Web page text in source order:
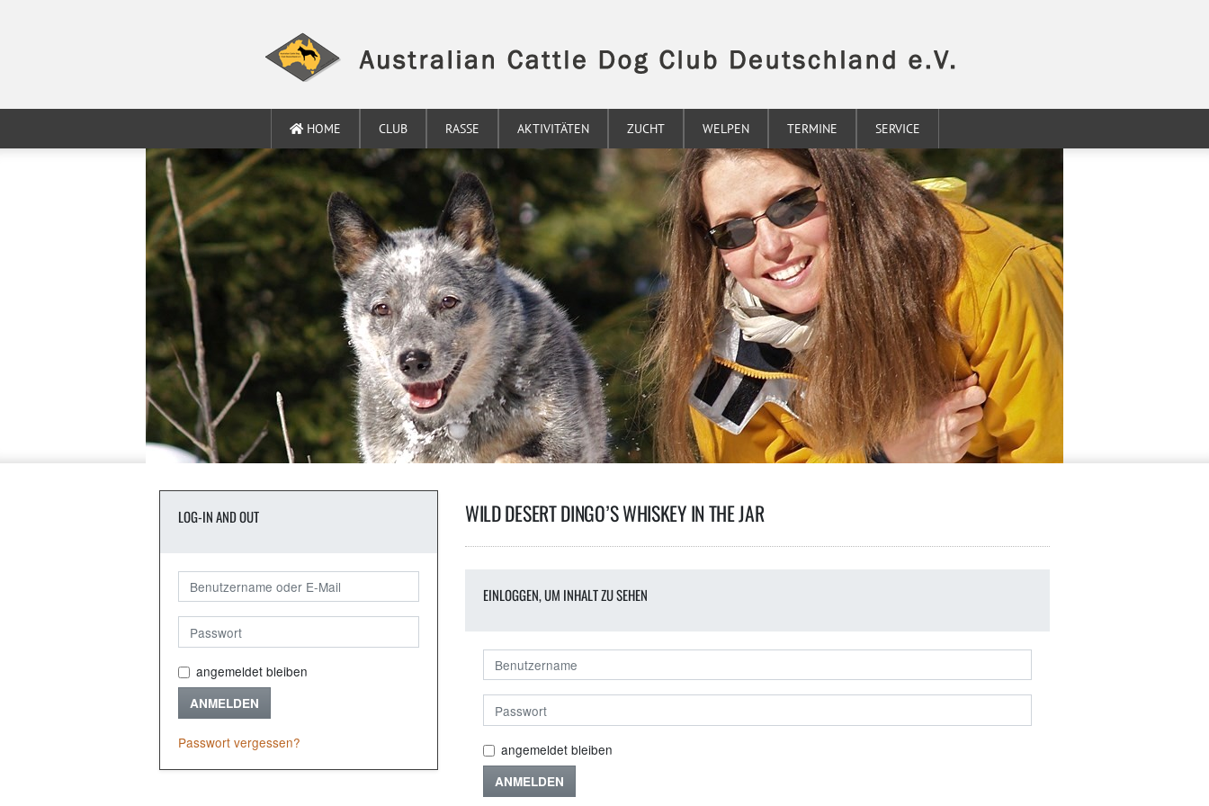
HOME CLUB RASSE AKTIVITÄTEN ZUCHT WELPEN TERMINE SERVICE
LOG-IN AND OUT
angemeldet bleiben
ANMELDEN
Passwort vergessen?
WILD DESERT DINGO’S WHISKEY IN THE JAR
EINLOGGEN, UM INHALT ZU SEHEN
angemeldet bleiben
ANMELDEN